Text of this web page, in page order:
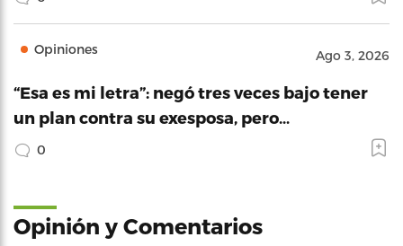
Opiniones Ago 3, 2026
“Esa es mi letra”: negó tres veces bajo tener
un plan contra su exesposa, pero…
0
Opinión y Comentarios